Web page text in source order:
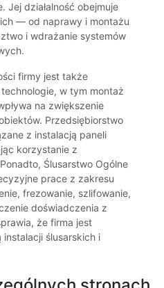
Jej działalność obejmuje
— od naprawy i montażu
i wdrażanie systemów
firmy jest także
w tym montaż
na zwiększenie
Przedsiębiorstwo
z instalacją paneli
korzystanie z
Ślusarstwo Ogólne
prace z zakresu
frezowanie, szlifowanie,
doświadczenia z
że firma jest
ślusarskich i